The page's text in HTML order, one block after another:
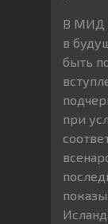
В МИД
в
быть
при